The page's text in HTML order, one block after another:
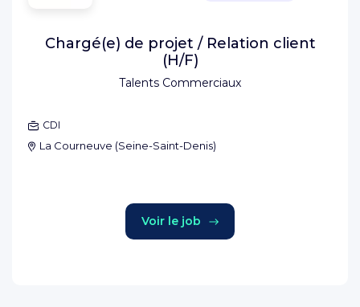
Talents Commerciaux
Chargé(e) de projet / Relation client
(H/F)
CDI
La Courneuve (Seine-Saint-Denis)
Voir le job